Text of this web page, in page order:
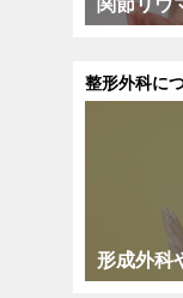
整形外科に
形成外科